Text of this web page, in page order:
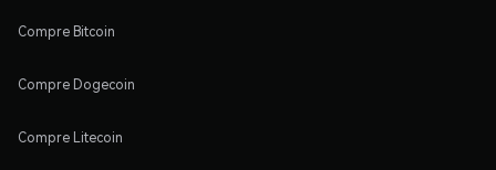
Compre Bitcoin
Compre Dogecoin
Compre Litecoin